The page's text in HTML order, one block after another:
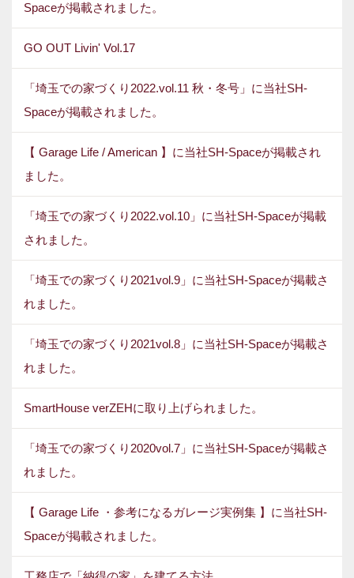
Spaceが掲載されました。
GO OUT Livin' Vol.17
「埼玉での家づくり2022.vol.11 秋・冬号」に当社SH-
Spaceが掲載されました。
【 Garage Life / American 】に当社SH-Spaceが掲載され
ました。
「埼玉での家づくり2022.vol.10」に当社SH-Spaceが掲載
されました。
「埼玉での家づくり2021vol.9」に当社SH-Spaceが掲載さ
れました。
「埼玉での家づくり2021vol.8」に当社SH-Spaceが掲載さ
れました。
SmartHouse verZEHに取り上げられました。
「埼玉での家づくり2020vol.7」に当社SH-Spaceが掲載さ
れました。
【 Garage Life ・参考になるガレージ実例集 】に当社SH-
Spaceが掲載されました。